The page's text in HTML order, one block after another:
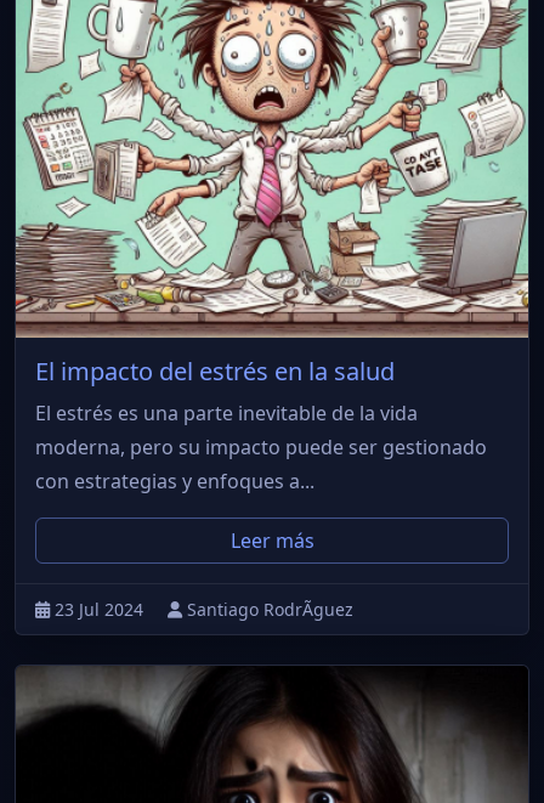
El impacto del estrés en la salud
El estrés es una parte inevitable de la vida
moderna, pero su impacto puede ser gestionado
con estrategias y enfoques a...
Leer más
23 Jul 2024 Santiago RodrÃ­guez